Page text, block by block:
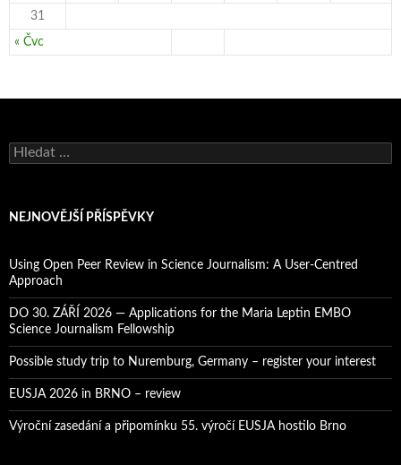
« Čvc
31
V
y
e
v
á
n
í
NEJNOVĚJŠÍ PŘÍSPĚVKY
Using Open Peer Review in Science Journalism: A User-Centred
Approach
DO 30. ZÁŘÍ 2026 — Applications for the Maria Leptin EMBO
Science Journalism Fellowship
Possible study trip to Nuremburg, Germany – register your interest
EUSJA 2026 in BRNO – review
Výroční zasedání a připomínku 55. výročí EUSJA hostilo Brno